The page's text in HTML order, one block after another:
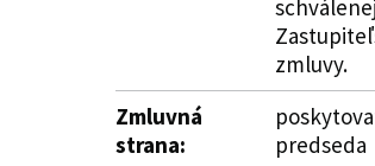
zmluvy.
Zmluvná
strana:
predseda